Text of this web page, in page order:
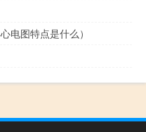
电图特点是什么）